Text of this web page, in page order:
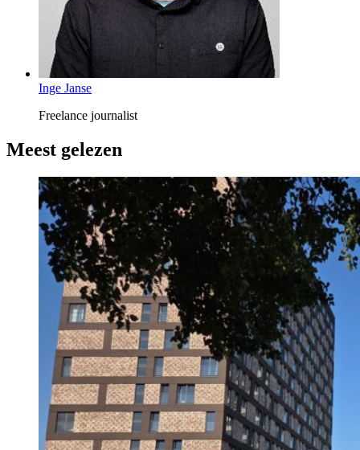
Inge Janse
Freelance journalist
Meest gelezen